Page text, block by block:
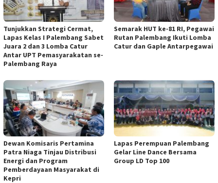
Tunjukkan Strategi Cermat,
Lapas Kelas I Palembang Sabet
Juara 2 dan 3 Lomba Catur
Antar UPT Pemasyarakatan se-
Palembang Raya
Semarak HUT ke-81 RI, Pegawai
Rutan Palembang Ikuti Lomba
Catur dan Gaple Antarpegawai
Dewan Komisaris Pertamina
Patra Niaga Tinjau Distribusi
Energi dan Program
Pemberdayaan Masyarakat di
Kepri
Lapas Perempuan Palembang
Gelar Line Dance Bersama
Group LD Top 100